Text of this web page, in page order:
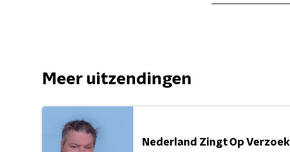
Meer uitzendingen
Nederland Zingt Op Verzoek